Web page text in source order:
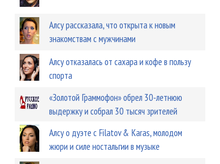
Алсу рассказала, что открыта к новым
знакомствам с мужчинами
Алсу отказалась от сахара и кофе в пользу
спорта
«Золотой Граммофон» обрел 30-летнюю
выдержку и собрал 30 тысяч зрителей
Алсу о дуэте с Filatov & Karas, молодом
жюри и силе ностальгии в музыке